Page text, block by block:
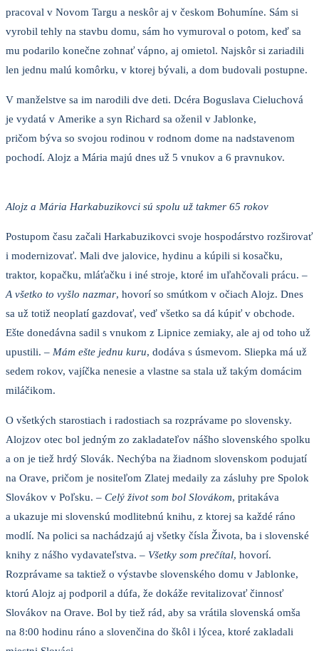
pracoval v Novom Targu a neskôr aj v českom Bohumíne. Sám si
vyrobil tehly na stavbu domu, sám ho vymuroval o potom, keď sa
mu podarilo konečne zohnať vápno, aj omietol. Najskôr si zariadili
len jednu malú komôrku, v ktorej bývali, a dom budovali postupne.
V manželstve sa im narodili dve deti. Dcéra Boguslava Cieluchová
je vydatá v Amerike a syn Richard sa oženil v Jablonke,
pričom býva so svojou rodinou v rodnom dome na nadstavenom
pochodí. Alojz a Mária majú dnes už 5 vnukov a 6 pravnukov.
Alojz a Mária Harkabuzikovci sú spolu už takmer 65 rokov
Postupom času začali Harkabuzikovci svoje hospodárstvo rozširovať
i modernizovať. Mali dve jalovice, hydinu a kúpili si kosačku,
traktor, kopačku, mláťačku i iné stroje, ktoré im uľahčovali prácu. –
A všetko to vyšlo nazmar, hovorí so smútkom v očiach Alojz. Dnes
sa už totiž neoplatí gazdovať, veď všetko sa dá kúpiť v obchode.
Ešte donedávna sadil s vnukom z Lipnice zemiaky, ale aj od toho už
upustili. – Mám ešte jednu kuru, dodáva s úsmevom. Sliepka má už
sedem rokov, vajíčka nenesie a vlastne sa stala už takým domácim
miláčikom.
O všetkých starostiach i radostiach sa rozprávame po slovensky.
Alojzov otec bol jedným zo zakladateľov nášho slovenského spolku
a on je tiež hrdý Slovák. Nechýba na žiadnom slovenskom podujatí
na Orave, pričom je nositeľom Zlatej medaily za zásluhy pre Spolok
Slovákov v Poľsku. – Celý život som bol Slovákom, pritakáva
a ukazuje mi slovenskú modlitebnú knihu, z ktorej sa každé ráno
modlí. Na polici sa nachádzajú aj všetky čísla Života, ba i slovenské
knihy z nášho vydavateľstva. – Všetky som prečítal, hovorí.
Rozprávame sa taktiež o výstavbe slovenského domu v Jablonke,
ktorú Alojz aj podporil a dúfa, že dokáže revitalizovať činnosť
Slovákov na Orave. Bol by tiež rád, aby sa vrátila slovenská omša
na 8:00 hodinu ráno a slovenčina do škôl i lýcea, ktoré zakladali